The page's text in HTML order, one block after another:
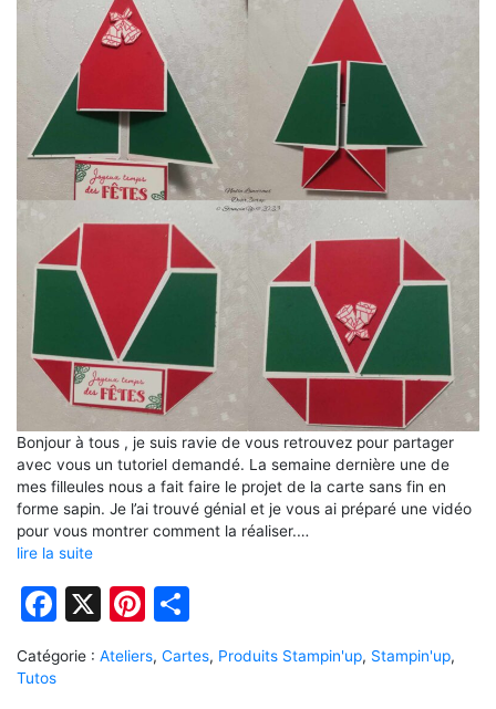
Bonjour à tous , je suis ravie de vous retrouvez pour partager
avec vous un tutoriel demandé. La semaine dernière une de
mes filleules nous a fait faire le projet de la carte sans fin en
forme sapin. Je l’ai trouvé génial et je vous ai préparé une vidéo
pour vous montrer comment la réaliser.…
lire la suite
Facebook
X Pinterest
Catégorie : Ateliers, Cartes, Produits Stampin'up, Stampin'up,
Tutos